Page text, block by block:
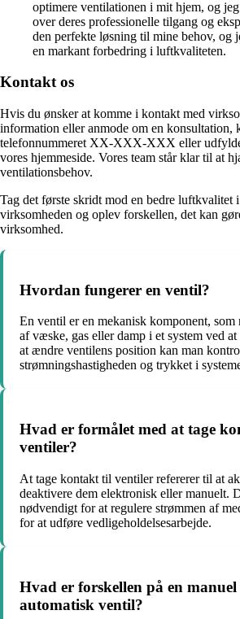
optimere ventilationen i mit hjem, og
over deres professionelle tilgang og
den perfekte løsning til mine behov, og
en markant forbedring i luftkvaliteten.
Kontakt os
Hvis du ønsker at komme i kontakt med
information eller anmode om en konsultation,
telefonnummeret XX-XXX-XXX eller
vores hjemmeside. Vores team står klar til at
ventilationsbehov.
Tag det første skridt mod en bedre luftkvalitet
virksomheden og oplev forskellen, det kan
virksomhed.
Hvordan fungerer en ventil?
En ventil er en mekanisk komponent, som
af væske, gas eller damp i et system ved
at ændre ventilens position kan man
strømningshastigheden og trykket i
Hvad er formålet med at tage
ventiler?
At tage kontakt til ventiler refererer til at
deaktivere dem elektronisk eller manuelt.
nødvendigt for at regulere strømmen af
for at udføre vedligeholdelsesarbejde.
Hvad er forskellen på en manuel
automatisk ventil?